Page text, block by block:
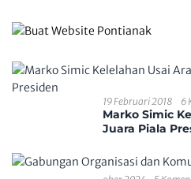
19 Februari 2018 6
Marko Simic
Juara Piala